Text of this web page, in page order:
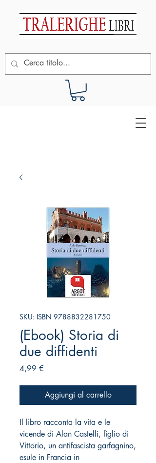
SKU: ISBN 9788832281750
(Ebook) Storia di
due diffidenti
4,99 €
Aggiungi al carrello
Il libro racconta la vita e le
vicende di Alan Castelli, figlio di
Vittorio, un antifascista garfagnino,
esule in Francia in